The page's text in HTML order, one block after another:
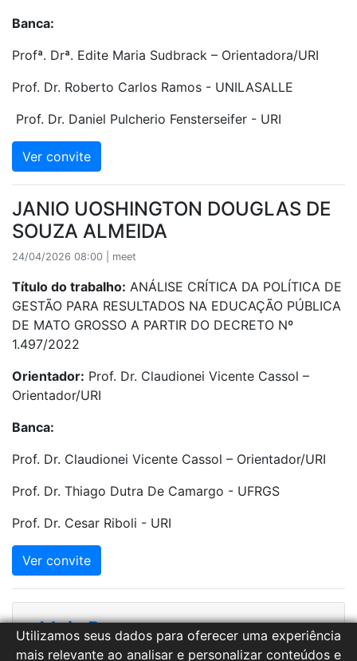
Banca:
Profª. Drª. Edite Maria Sudbrack – Orientadora/URI
Prof. Dr. Roberto Carlos Ramos - UNILASALLE
Prof. Dr. Daniel Pulcherio Fensterseifer - URI
Ver convite
JANIO UOSHINGTON DOUGLAS DE
SOUZA ALMEIDA
24/04/2026 08:00 | meet
Título do trabalho: ANÁLISE CRÍTICA DA POLÍTICA DE
GESTÃO PARA RESULTADOS NA EDUCAÇÃO PÚBLICA
DE MATO GROSSO A PARTIR DO DECRETO Nº
1.497/2022
Orientador: Prof. Dr. Claudionei Vicente Cassol –
Orientador/URI
Banca:
Prof. Dr. Claudionei Vicente Cassol – Orientador/URI
Prof. Dr. Thiago Dutra De Camargo - UFRGS
Prof. Dr. Cesar Riboli - URI
Ver convite
Mais Bancas
Utilizamos seus dados para oferecer uma experiência
mais relevante ao analisar e personalizar conteúdos e